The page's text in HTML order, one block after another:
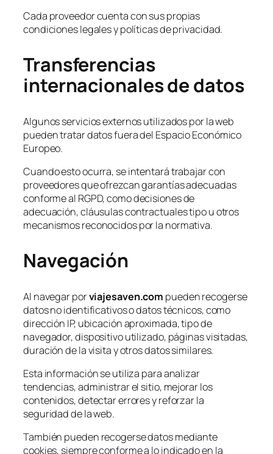
Cada proveedor cuenta con sus propias
condiciones legales y políticas de privacidad.
Transferencias
internacionales de datos
Algunos servicios externos utilizados por la web
pueden tratar datos fuera del Espacio Económico
Europeo.
Cuando esto ocurra, se intentará trabajar con
proveedores que ofrezcan garantías adecuadas
conforme al RGPD, como decisiones de
adecuación, cláusulas contractuales tipo u otros
mecanismos reconocidos por la normativa.
Navegación
Al navegar porviajesaven.com pueden recogerse
datos no identificativos o datos técnicos, como
dirección IP, ubicación aproximada, tipo de
navegador, dispositivo utilizado, páginas visitadas,
duración de la visita y otros datos similares.
Esta información se utiliza para analizar
tendencias, administrar el sitio, mejorar los
contenidos, detectar errores y reforzar la
seguridad de la web.
También pueden recogerse datos mediante
cookies, siempre conforme a lo indicado en la